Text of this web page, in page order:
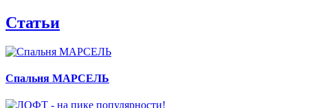
Статьи
Спальня МАРСЕЛЬ